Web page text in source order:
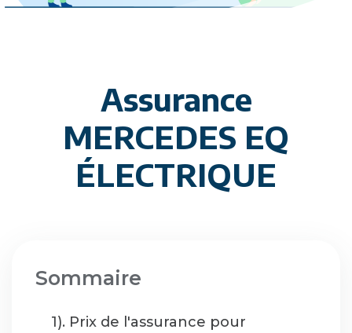
Assurance
MERCEDES EQ
ÉLECTRIQUE
Sommaire
1). Prix de l'assurance pour